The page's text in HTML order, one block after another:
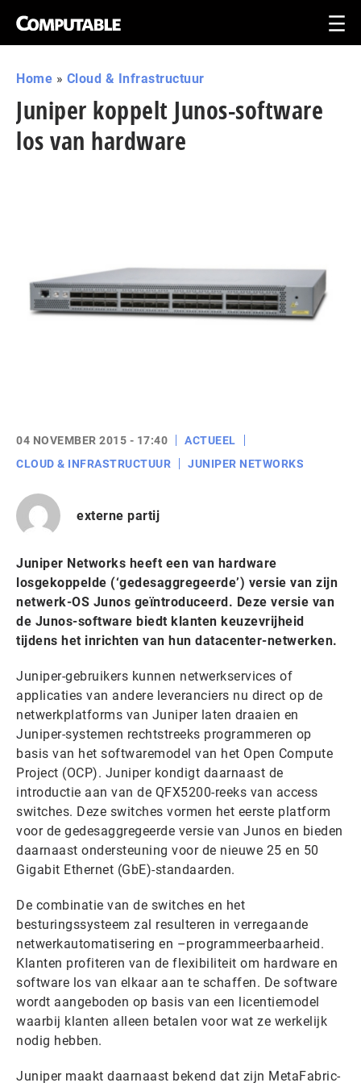
Home » Cloud & Infrastructuur
Juniper koppelt Junos-software
los van hardware
04 NOVEMBER 2015 - 17:40
ACTUEEL
CLOUD & INFRASTRUCTUUR
JUNIPER NETWORKS
externe partij
Juniper Networks heeft een van hardware
losgekoppelde (‘gedesaggregeerde’) versie van zijn
netwerk-OS Junos geïntroduceerd. Deze versie van
de Junos-software biedt klanten keuzevrijheid
tijdens het inrichten van hun datacenter-netwerken.
Juniper-gebruikers kunnen netwerkservices of
applicaties van andere leveranciers nu direct op de
netwerkplatforms van Juniper laten draaien en
Juniper-systemen rechtstreeks programmeren op
basis van het softwaremodel van het Open Compute
Project (OCP). Juniper kondigt daarnaast de
introductie aan van de QFX5200-reeks van access
switches. Deze switches vormen het eerste platform
voor de gedesaggregeerde versie van Junos en bieden
daarnaast ondersteuning voor de nieuwe 25 en 50
Gigabit Ethernet (GbE)-standaarden.
De combinatie van de switches en het
besturingssysteem zal resulteren in verregaande
netwerkautomatisering en –programmeerbaarheid.
Klanten profiteren van de flexibiliteit om hardware en
software los van elkaar aan te schaffen. De software
wordt aangeboden op basis van een licentiemodel
waarbij klanten alleen betalen voor wat ze werkelijk
nodig hebben.
Juniper maakt daarnaast bekend dat zijn MetaFabric-